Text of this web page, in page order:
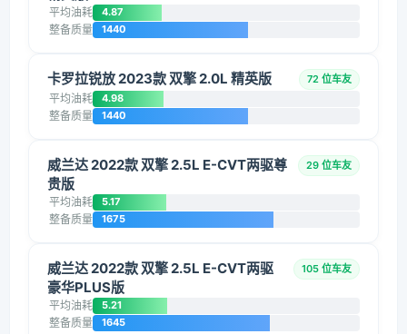
平均油耗 4.87
整备质量 1440
卡罗拉锐放 2023款 双擎 2.0L 精英版 72 位车友
平均油耗 4.98
整备质量 1440
威兰达 2022款 双擎 2.5L E-CVT两驱尊
贵版
29 位车友
平均油耗 5.17
整备质量 1675
威兰达 2022款 双擎 2.5L E-CVT两驱
豪华PLUS版
105 位车友
平均油耗 5.21
整备质量 1645